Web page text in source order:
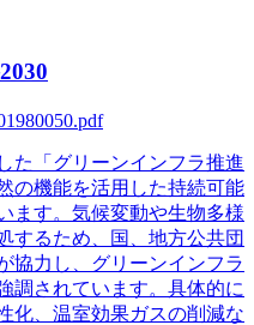
た「グリーンインフラ推進
の機能を活用した持続可能
ます。気候変動や生物多様
するため、国、地方公共団
協力し、グリーンインフラ
調されています。具体的に
化、温室効果ガスの削減な